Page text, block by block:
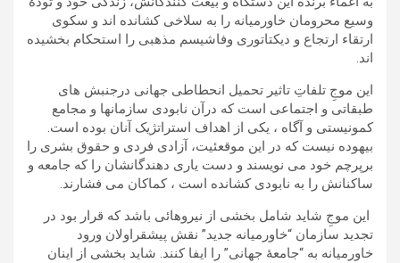
وسیع محرومان خاورمیانه را به سلاخی کشانده اند و سکوی
ارتقاء ارتجاع و دیکتاتوری وفاشیسم مذهبی را استحکام بخشیده
اند.
این موجِ تلفاتِ تاثیر تحمیل انحطاطی جهانی درجنبش های
طبقاتی و اجتماعی است که درآن نابودی سازمانها و مجامع
کمونیستی و آگاه ، یکی از اهداف استراتژیک آنان بوده است.
بیهوده نیست که در این موقعئیت، آزادی فردی و حقوق بشری را
برپرچم خود می نویسند و دست یاری دهندگانشان را که جامعه و
ساکنانش را به نابودی کشانده است ، کماکان می فشارند.
این موجِ شاید شامل بخشی از نیروهائی باشد که قرار بود در
تجدید سازمان “خاورمیانه جدید” نقش پیشقراولان ورود
خاورمیانه به “جامعۀ جهانی” را ایفا کنند. شاید بخشی از اینان